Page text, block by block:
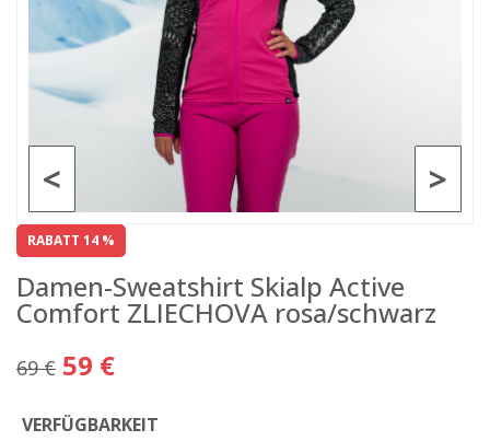
>
<
RABATT 14 %
Damen-Sweatshirt Skialp Active
Comfort ZLIECHOVA rosa/schwarz
69 € 59 €
VERFÜGBARKEIT